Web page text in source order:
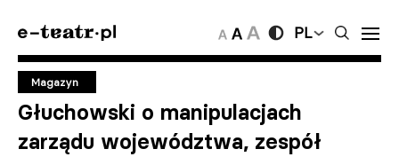
PL
Magazyn
Głuchowski o manipulacjach
zarządu województwa, zespół